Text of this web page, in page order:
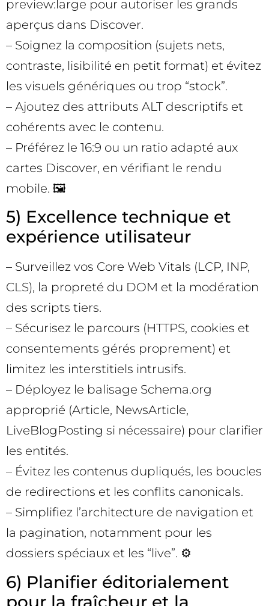
preview:large pour autoriser les grands
aperçus dans Discover.
– Soignez la composition (sujets nets,
contraste, lisibilité en petit format) et évitez
les visuels génériques ou trop “stock”.
– Ajoutez des attributs ALT descriptifs et
cohérents avec le contenu.
– Préférez le 16:9 ou un ratio adapté aux
cartes Discover, en vérifiant le rendu
mobile. 🖼️
5) Excellence technique et
expérience utilisateur
– Surveillez vos Core Web Vitals (LCP, INP,
CLS), la propreté du DOM et la modération
des scripts tiers.
– Sécurisez le parcours (HTTPS, cookies et
consentements gérés proprement) et
limitez les interstitiels intrusifs.
– Déployez le balisage Schema.org
approprié (Article, NewsArticle,
LiveBlogPosting si nécessaire) pour clarifier
les entités.
– Évitez les contenus dupliqués, les boucles
de redirections et les conflits canonicals.
– Simplifiez l’architecture de navigation et
la pagination, notamment pour les
dossiers spéciaux et les “live”. ⚙️
6) Planifier éditorialement
pour la fraîcheur et la